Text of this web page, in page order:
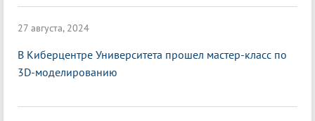
27 августа, 2024
В Киберцентре Университета прошел мастер-класс по
3D-моделированию